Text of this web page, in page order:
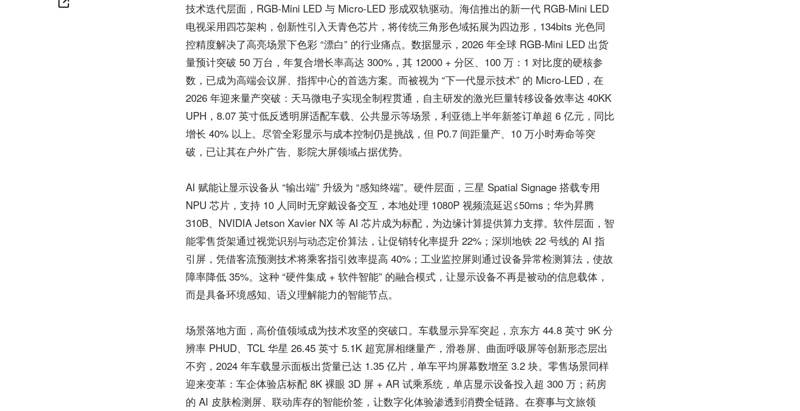
技术迭代层面，RGB-Mini LED 与 Micro-LED 形成双轨驱动。海信推出的新一代 RGB-Mini LED
电视采用四芯架构，创新性引入天青色芯片，将传统三角形色域拓展为四边形，134bits 光色同
控精度解决了高亮场景下色彩 “漂白” 的行业痛点。数据显示，2026 年全球 RGB-Mini LED 出货
量预计突破 50 万台，年复合增长率高达 300%，其 12000 + 分区、100 万：1 对比度的硬核参
数，已成为高端会议屏、指挥中心的首选方案。而被视为 “下一代显示技术” 的 Micro-LED，在
2026 年迎来量产突破：天马微电子实现全制程贯通，自主研发的激光巨量转移设备效率达 40KK
UPH，8.07 英寸低反透明屏适配车载、公共显示等场景，利亚德上半年新签订单超 6 亿元，同比
增长 40% 以上。尽管全彩显示与成本控制仍是挑战，但 P0.7 间距量产、10 万小时寿命等突
破，已让其在户外广告、影院大屏领域占据优势。
AI 赋能让显示设备从 “输出端” 升级为 “感知终端”。硬件层面，三星 Spatial Signage 搭载专用
NPU 芯片，支持 10 人同时无穿戴设备交互，本地处理 1080P 视频流延迟≤50ms；华为昇腾
310B、NVIDIA Jetson Xavier NX 等 AI 芯片成为标配，为边缘计算提供算力支撑。软件层面，智
能零售货架通过视觉识别与动态定价算法，让促销转化率提升 22%；深圳地铁 22 号线的 AI 指
引屏，凭借客流预测技术将乘客指引效率提高 40%；工业监控屏则通过设备异常检测算法，使故
障率降低 35%。这种 “硬件集成 + 软件智能” 的融合模式，让显示设备不再是被动的信息载体，
而是具备环境感知、语义理解能力的智能节点。
场景落地方面，高价值领域成为技术攻坚的突破口。车载显示异军突起，京东方 44.8 英寸 9K 分
辨率 PHUD、TCL 华星 26.45 英寸 5.1K 超宽屏相继量产，滑卷屏、曲面呼吸屏等创新形态层出
不穷，2024 年车载显示面板出货量已达 1.35 亿片，单车平均屏幕数增至 3.2 块。零售场景同样
迎来变革：车企体验店标配 8K 裸眼 3D 屏 + AR 试乘系统，单店显示设备投入超 300 万；药房
的 AI 皮肤检测屏、联动库存的智能价签，让数字化体验渗透到消费全链路。在赛事与文旅领